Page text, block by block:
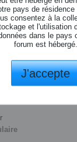
ligne par visio
CK et YC /
générales de vente
webinar-fr.html
pays de résidence
consentez à la
et l'utilisation
dans le pays
forum est hébergé.
J'accepte